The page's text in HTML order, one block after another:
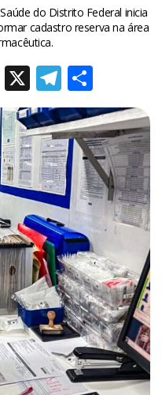
do Distrito Federal inicia
cadastro reserva na área
Twitter
X